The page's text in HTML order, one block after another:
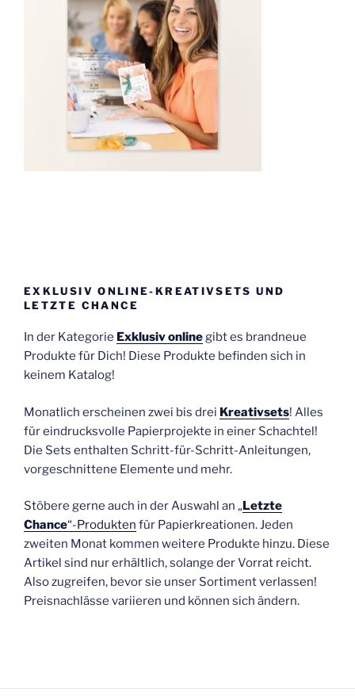
EXKLUSIV ONLINE-KREATIVSETS UND
LETZTE CHANCE
In der Kategorie Exklusiv onlinegibt es brandneue
Produkte für Dich! Diese Produkte befinden sich in
keinem Katalog!
Monatlich erscheinen zwei bis drei Kreativsets! Alles
für eindrucksvolle Papierprojekte in einer Schachtel!
Die Sets enthalten Schritt-für-Schritt-Anleitungen,
vorgeschnittene Elemente und mehr.
Stöbere gerne auch in der Auswahl an „Letzte
Chance“-Produkten für Papierkreationen. Jeden
zweiten Monat kommen weitere Produkte hinzu. Diese
Artikel sind nur erhältlich, solange der Vorrat reicht.
Also zugreifen, bevor sie unser Sortiment verlassen!
Preisnachlässe variieren und können sich ändern.